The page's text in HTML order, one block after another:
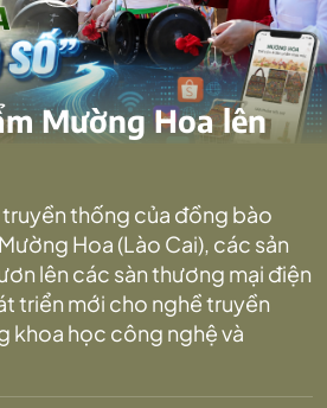
Mường Hoa lên
truyền thống của đồng bào
Hoa (Lào Cai), các sản
lên các sàn thương mại điện
triển mới cho nghề truyền
khoa học công nghệ và